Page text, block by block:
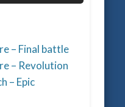
– Final battle
– Revolution
– Epic